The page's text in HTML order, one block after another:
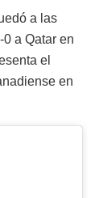
a las
a Qatar en
el
en